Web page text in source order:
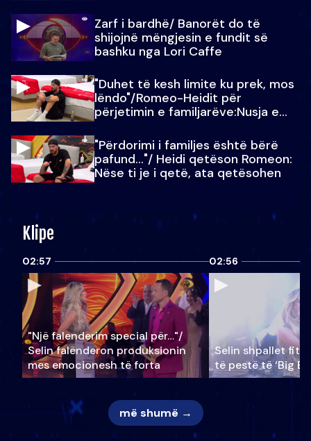
Zarf i bardhë/ Banorët do të
shijojnë mëngjesin e fundit së
bashku nga Lori Caffe
"Duhet të kesh limite ku prek, mos
lëndo"/Romeo-Heidit për
përjetimin e familjarëve:Nusja e
"Përdorimi i familjes është bërë
pafund…"/ Heidi qetëson Romeon:
Nëse ti je i qetë, ata qetësohen
Klipe
02:57
"Një falenderim special për…"/
Selin falënderon produksionin
mes emocionesh të forta
02:56
Selin shpallet
të pestë të ‘Big
më shumë →